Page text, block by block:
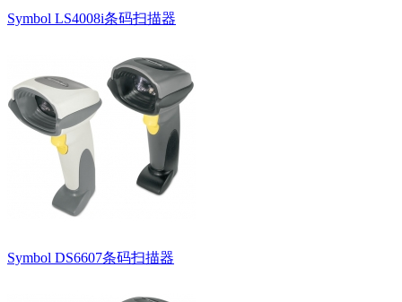
Symbol LS4008i条码扫描器
Symbol DS6607条码扫描器